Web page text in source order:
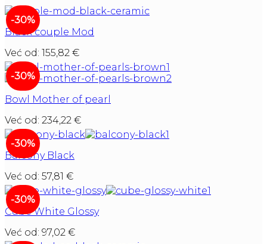
-30%
Black couple Mod
Već od: 155,82 €
-30%
Bowl Mother of pearl
Već od: 234,22 €
-30%
Balcony Black
Već od: 57,81 €
-30%
Cube White Glossy
Već od: 97,02 €